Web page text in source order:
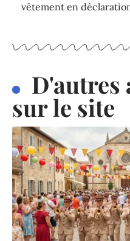
vêtement en
D'autres
sur le site